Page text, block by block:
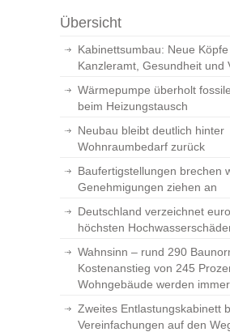
Übersicht
Kabinettsumbau: Neue Köpfe
Kanzleramt, Gesundheit und
Wärmepumpe überholt
beim Heizungstausch
Neubau bleibt deutlich hinter
Wohnraumbedarf zurück
Baufertigstellungen brechen
Genehmigungen ziehen an
Deutschland verzeichnet
höchsten
Wahnsinn – rund 290
Kostenanstieg von 245
Wohngebäude werden
Zweites Entlastungskabinett
Vereinfachungen auf den